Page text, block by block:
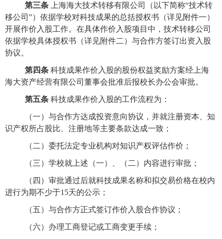
第三条 上海海大技术转移有限公司（以下简称“技术转
移公司 ”）依据学校对科技成果的总括授权书（详见附件一）
开展作价入股工作。在具体作价入股项目中，技术转移公司
依据学校具体授权书（详见附件二）与合作方签订出资入股
协议。
第四条 科技成果作价入股的股份权益奖励方案经上海
海大资产经营有限公司董事会批准后报校长办公会审批。
第五条 科技成果作价入股的工作流程为：
（一）与合作方达成投资意向协议，并就注册资本、知
识产权所占股比、注册地等主要条款达成一致；
（二）委托法定专业机构对知识产权评估作价；
（三）学校就上述（一）、（二）内容进行审批；
（四）审批通过后就科技成果名称和拟交易价格在校内
进行为期不少于15天的公示；
（五）与合作方正式签订作价入股合作协议；
（六）办理工商登记或工商变更手续；